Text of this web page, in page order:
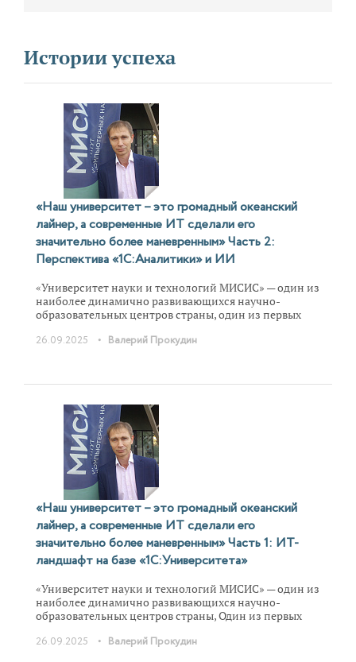
Истории успеха
«Наш университет – это громадный океанский
лайнер, а современные ИТ сделали его
значительно более маневренным» Часть 2:
Перспектива «1С:Аналитики» и ИИ
«Университет науки и технологий МИСИС» — один из
наиболее динамично развивающихся научно-
образовательных центров страны, один из первых
университетов России. О построении ИТ-ландшафта
Национального Исследовательского и
части интервью – рассказ о перспективных
направлениях развития ИТ-систем университета,
прежде всего на базе системы «1С:Аналитика» и
использования ИИ.
26.09.2025 • Валерий Прокудин
«Наш университет – это громадный океанский
лайнер, а современные ИТ сделали его
значительно более маневренным» Часть 1: ИТ-
ландшафт на базе «1С:Университета»
«Университет науки и технологий МИСИС» — один из
наиболее динамично развивающихся научно-
образовательных центров страны, Один из первых
университетов России. О построении ИТ-ландшафта
26.09.2025 • Валерий Прокудин